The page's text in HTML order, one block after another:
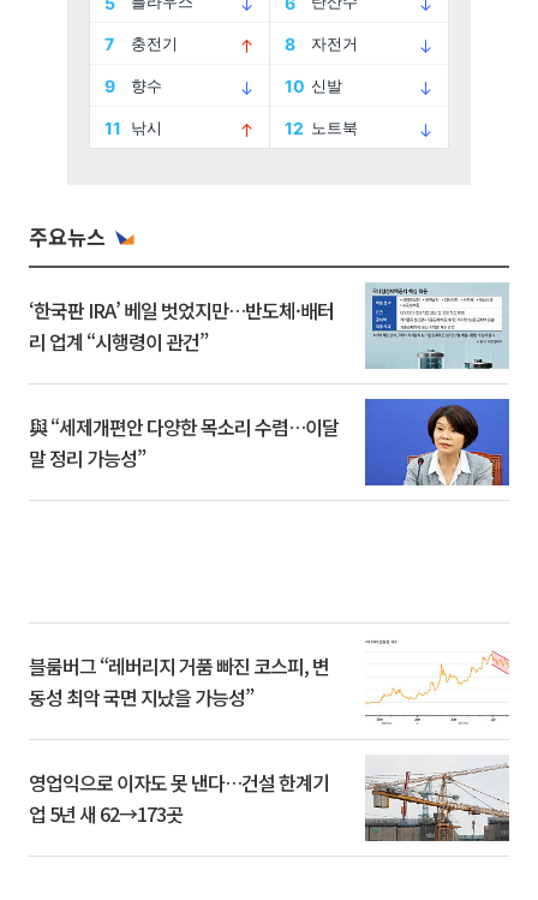
주요뉴스
‘한국판 IRA’ 베일 벗었지만…반도체·배터
리 업계 “시행령이 관건”
與 “세제개편안 다양한 목소리 수렴…이달
말 정리 가능성”
블룸버그 “레버리지 거품 빠진 코스피, 변
동성 최악 국면 지났을 가능성”
영업익으로 이자도 못 낸다…건설 한계기
업 5년 새 62→173곳